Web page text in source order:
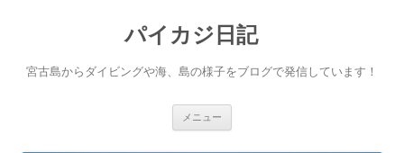
パイカジ日記
宮古島からダイビングや海、島の様子をブログで発信しています！
メニュー